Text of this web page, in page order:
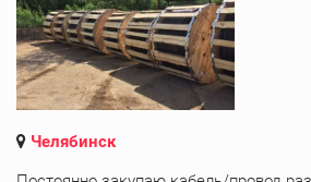
Челябинск